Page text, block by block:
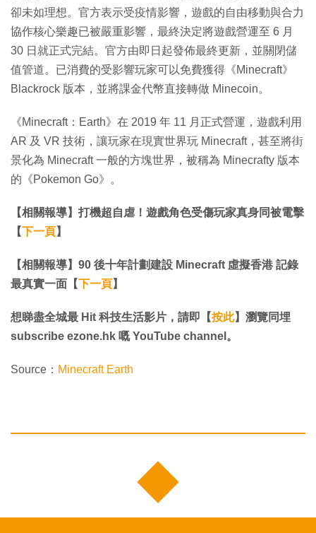
卻未如理想。官方表示受疫情影響，遊戲的自由移動與合力
協作核心樂趣已被嚴重影響，最終決定將遊戲營運至 6 月
30 日就正式完結。官方由即日起發佈最終更新，並關閉儲
值管道。已消費的受影響玩家可以免費獲得《Minecraft》
Blackrock 版本，並將課金代幣直接轉做 Minecoin。
《Minecraft：Earth》在 2019 年 11 月正式營運，遊戲利用
AR 及 VR 技術，讓玩家在現實世界玩 Minecraft，甚至將街
景化為 Minecraft 一般的方塊世界，被稱為 Minecrafty 版本
的《Pokemon Go》。
【相關報導】打機超自虐！遊戲角色受傷玩家真身同被電擊
【下一頁】
【相關報導】90 後十年計劃建設 Minecraft 虛擬香港 記錄
最真實一面【下一頁】
想睇盡全城最 Hit 科技生活影片，請即【按此】瀏覽同埋
subscribe ezone.hk 嘅 YouTube channel。
Source： Minecraft Earth